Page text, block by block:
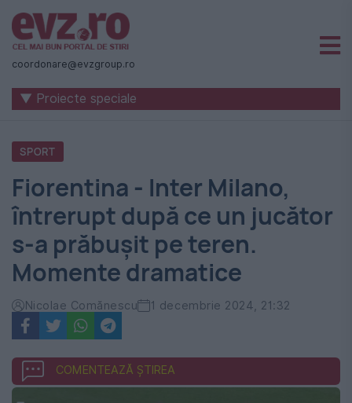
Știri
naționale
internaționale
România
-
Evenimentul
Zilei
coordonare@evzgroup.ro
▼ Proiecte speciale
SPORT
Fiorentina - Inter Milano,
întrerupt după ce un jucător
s-a prăbușit pe teren.
Momente dramatice
Nicolae Comănescu 1 decembrie 2024, 21:32
COMENTEAZĂ ȘTIREA